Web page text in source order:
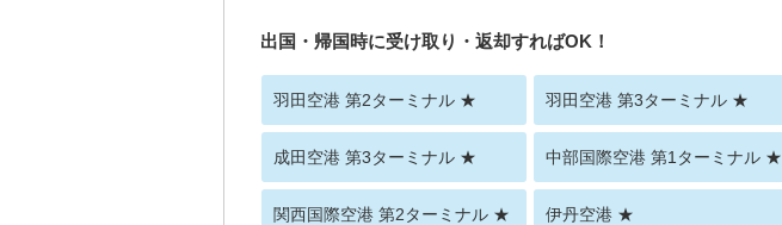
出国・帰国時に受け取り・返却すればOK！
羽田空港 第2ターミナル ★ 羽田空港 第3ターミナル ★
成田空港 第3ターミナル ★ 中部国際空港 第1ターミナル ★
関西国際空港 第2ターミナル ★ 伊丹空港 ★